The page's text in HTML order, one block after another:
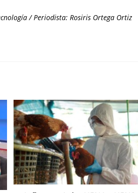
/ Periodista: Rosiris Ortega Ortiz